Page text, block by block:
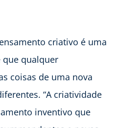
criativo é uma
qualquer
coisas de uma nova
“A criatividade
inventivo que